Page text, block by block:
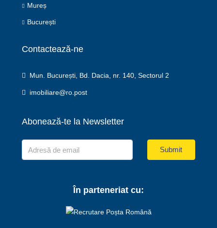
Mureș
București
Contactează-ne
Mun. București, Bd. Dacia, nr. 140, Sectorul 2
imobiliare@ro.post
Abonează-te la Newsletter
Submit
În parteneriat cu: